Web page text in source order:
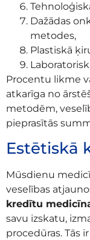
Dažādas
metodes,
Plastiskā
Procentu likme
atkarīga no
metodēm,
pieprasītās
Estētiskā
Mūsdienu
veselības
kredītu
savu izskatu,
procedūras. Tās